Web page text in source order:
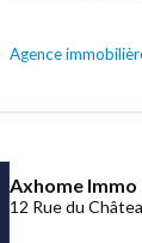
Agence
Axhome Immo
12 Rue du